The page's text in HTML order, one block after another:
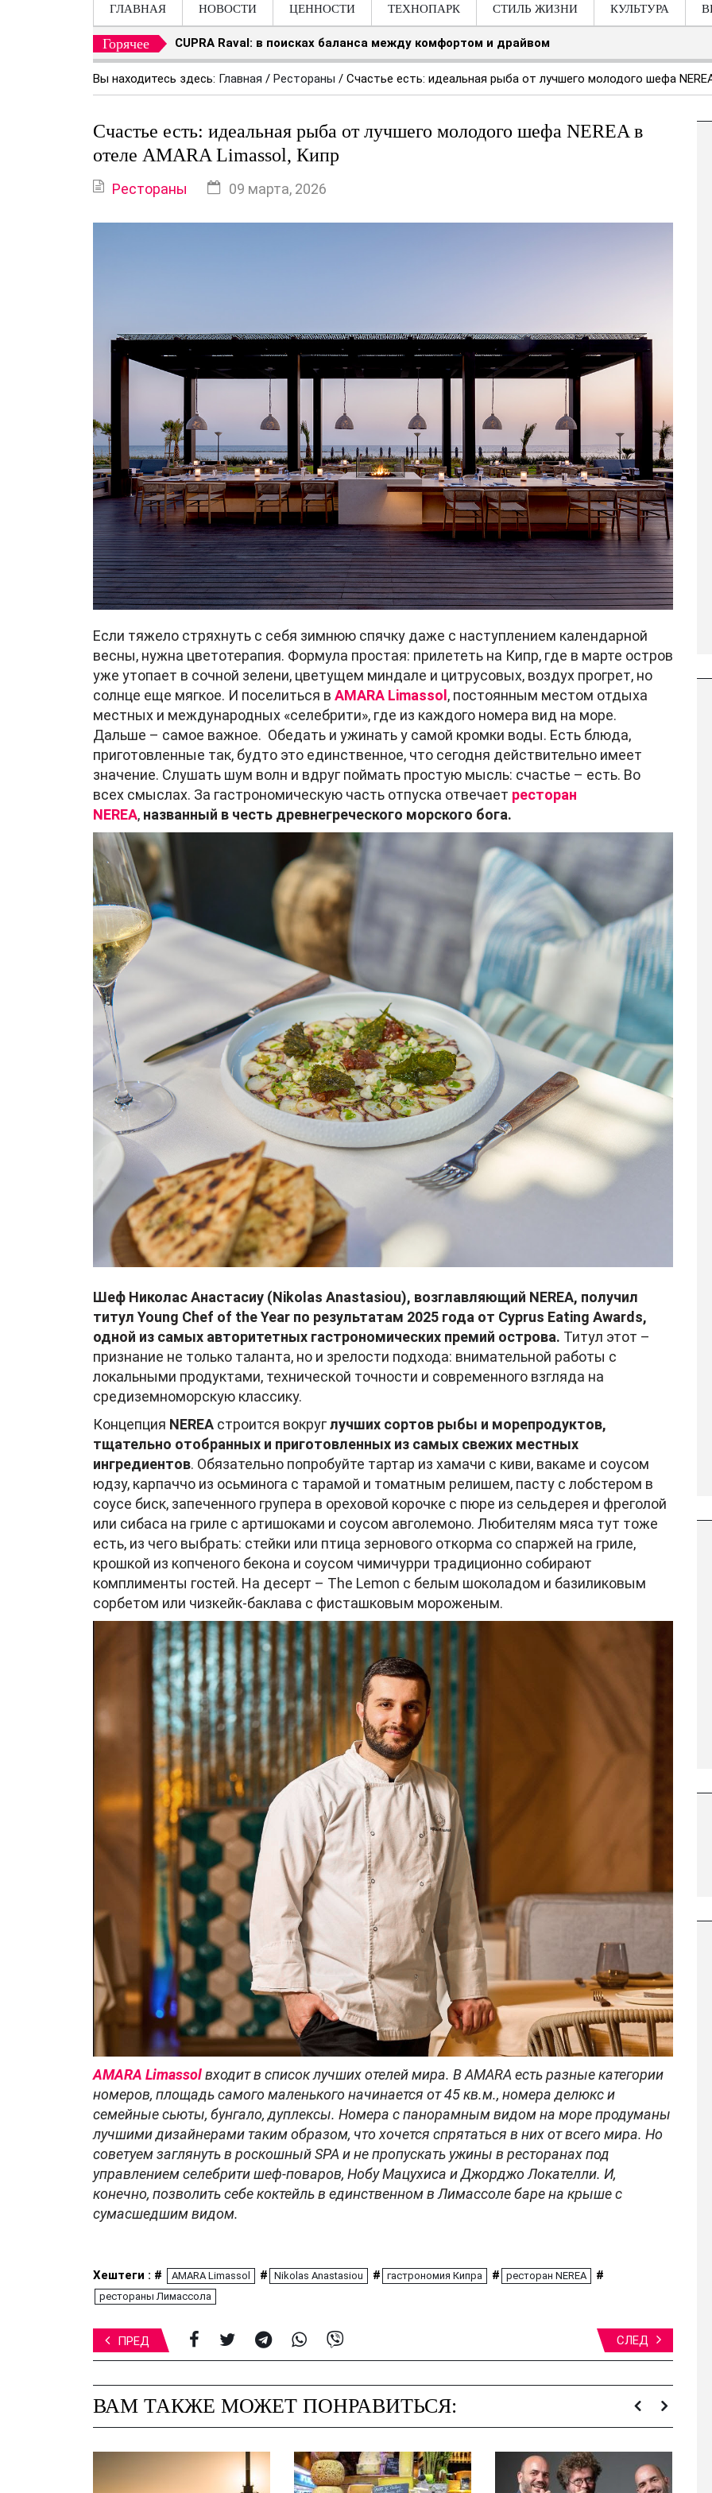
ГЛАВНАЯ НОВОСТИ ЦЕННОСТИ ТЕХНОПАРК СТИЛЬ ЖИЗНИ КУЛЬТУРА
Горячее CUPRA Raval: в поисках баланса между комфортом и драйвом
Вы находитесь здесь: Главная / Рестораны / Счастье есть: идеальная рыба от лучшего молодого шефа
Счастье есть: идеальная рыба от лучшего молодого шефа NEREA в
отеле AMARA Limassol, Кипр
Рестораны 09 марта, 2026
Если тяжело стряхнуть с себя зимнюю спячку даже с наступлением календарной
весны, нужна цветотерапия. Формула простая: прилететь на Кипр, где в марте остров
уже утопает в сочной зелени, цветущем миндале и цитрусовых, воздух прогрет, но
солнце еще мягкое. И поселиться в AMARA Limassol , постоянным местом отдыха
местных и международных «селебрити», где из каждого номера вид на море.
Дальше – самое важное. Обедать и ужинать у самой кромки воды. Есть блюда,
приготовленные так, будто это единственное, что сегодня действительно имеет
значение. Слушать шум волн и вдруг поймать простую мысль: счастье – есть. Во
всех смыслах. За гастрономическую часть отпуска отвечает ресторан
NEREA, названный в честь древнегреческого морского бога.
Шеф Николас Анастасиу (Nikolas Anastasiou), возглавляющий NEREA, получил
титул Young Chef of the Year по результатам 2025 года от Cyprus Eating Awards,
одной из самых авторитетных гастрономических премий острова. Титул этот –
признание не только таланта, но и зрелости подхода: внимательной работы с
локальными продуктами, технической точности и современного взгляда на
средиземноморскую классику.
Концепция NEREA строится вокруглучших сортов рыбы и морепродуктов,
тщательно отобранных и приготовленных из самых свежих местных
ингредиентов. Обязательно попробуйте тартар из хамачи с киви, вакаме и соусом
юдзу, карпаччо из осьминога с тарамой и томатным релишем, пасту с лобстером в
соусе биск, запеченного групера в ореховой корочке с пюре из сельдерея и фреголой
или сибаса на гриле с артишоками и соусом авголемоно. Любителям мяса тут тоже
есть, из чего выбрать: стейки или птица зернового откорма со спаржей на гриле,
крошкой из копченого бекона и соусом чимичурри традиционно собирают
комплименты гостей. На десерт – The Lemon с белым шоколадом и базиликовым
сорбетом или чизкейк-баклава с фисташковым мороженым.
AMARA Limassolвходит в список лучших отелей мира. ВAMARA есть разные категории
номеров, площадь самого маленького начинается от 45 кв.м., номера делюкс и
семейные сьюты, бунгало, дуплексы. Номера с панорамным видом на море продуманы
лучшими дизайнерами таким образом, что хочется спрятаться в них от всего мира. Но
советуем заглянуть в роскошныйSPA и не пропускать ужины в ресторанах под
управлением селебрити шеф-поваров, Нобу Мацухиса и Джорджо Локателли. И,
конечно, позволить себе коктейль в единственном в Лимассоле баре на крыше с
сумасшедшим видом.
Хештеги : # AMARA Limassol # Nikolas Anastasiou # гастрономия Кипра # ресторан NEREA #
рестораны Лимассола
ПРЕД СЛЕД
ВАМ ТАКЖЕ МОЖЕТ ПОНРАВИТЬСЯ: